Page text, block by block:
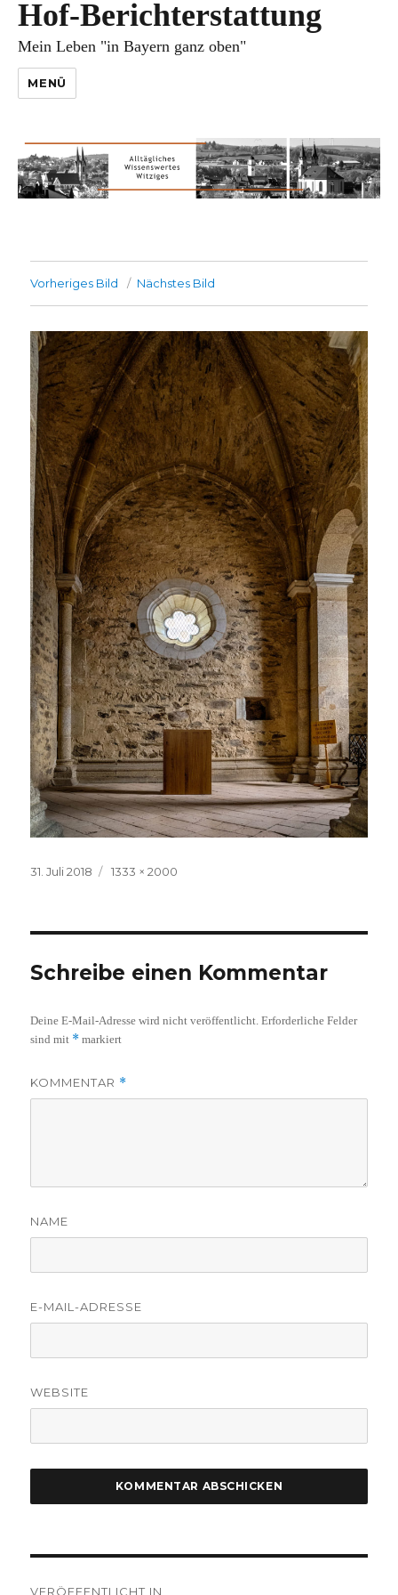
Hof-Berichterstattung
Mein Leben "in Bayern ganz oben"
MENÜ
Vorheriges Bild Nächstes Bild
Veröffentlicht
31. Juli 2018
Volle
1333 × 2000
Schreibe einen Kommentar
Deine E-Mail-Adresse wird nicht veröffentlicht. Erforderliche Felder
sind mit * markiert
KOMMENTAR *
NAME
E-MAIL-ADRESSE
WEBSITE
VERÖFFENTLICHT IN